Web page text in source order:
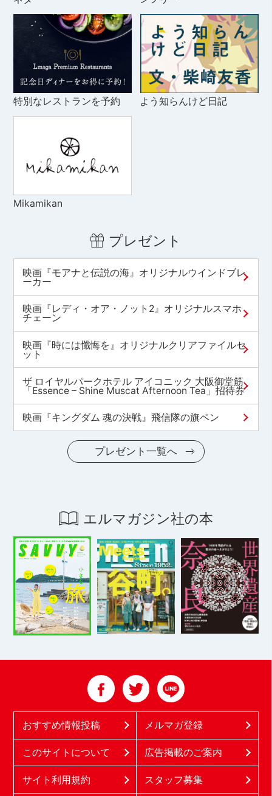
特別なレストランを予約 よう知らんけど日記
Mikamikan
プレゼント
映画『モアナと伝説の海』オリジナルウインドブレ
ーカー
映画『レディ・オア・ノット2』オリジナルスマホ
チェーン
映画『時には懺悔を』オリジナルクリアファイルセ
ット
ザ ロイヤルパークホテル アイコニック 大阪御堂筋
「Essence – Shine Muscat Afternoon Tea」招待券
映画『キングダム 魂の決戦』飛信隊の旗ペン
プレゼント一覧へ
エルマガジン社の本
おすすめ情報投稿 メルマガ登録
このサイトについて 広告掲載のご案内
サイト利用規約 スタッフ募集